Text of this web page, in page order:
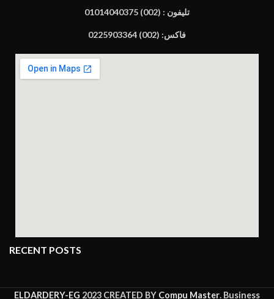
تليفون : (002) 01014040375
فاكس: (002) 0225903364
RECENT POSTS
ELDARDERY-EG 2023 CREATED BY Compu Master. Business